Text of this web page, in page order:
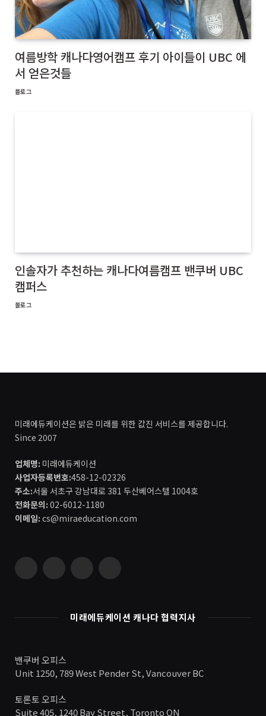
여름방학 캐나다영어캠프 후기 아이들이 UBC 에
서 얻은것들
블로그
인솔자가 추천하는 캐나다여름캠프 밴쿠버 UBC
캠퍼스
블로그
미래에듀케이션은 밝은 미래를 위한 값진 서비스를 제공합니다.
Since 2007
업체명: 미래에듀케이션
사업자등록번호:458-12-02326
주소:서울 서초구 강남대로 381 두산베어스텔 1004호
전화문의: 02-6012-1180
이메일: cs@miraeducation.com
InstagramVimeo YouTube RSS
미래에듀케이션 캐나다 협력지사
밴쿠버 오피스
Unit 1250, 789 West Pender St, Vancouver BC
토론토 오피스
Suite 405, 1240 Bay Street, Toronto ON